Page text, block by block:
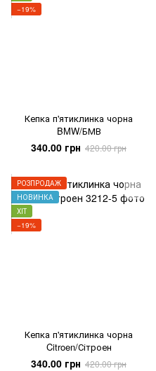
−19%
Кепка п'ятиклинка чорна
BMW/БМВ
340.00 грн 420.00 грн
РОЗПРОДАЖ
НОВИНКА
ХІТ
−19%
Кепка п'ятиклинка чорна
Citroen/Сітроен
340.00 грн 420.00 грн